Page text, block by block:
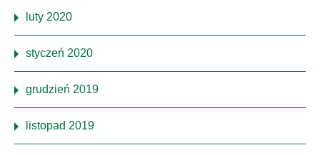
luty 2020
styczeń 2020
grudzień 2019
listopad 2019